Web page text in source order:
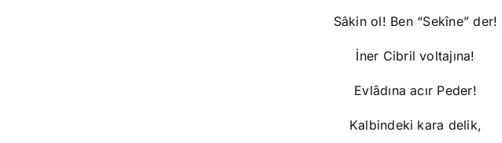
Sâkin ol! Ben “Sekîne” der!
İner Cibril voltajına!
Evlâdına acır Peder!
Kalbindeki kara delik,